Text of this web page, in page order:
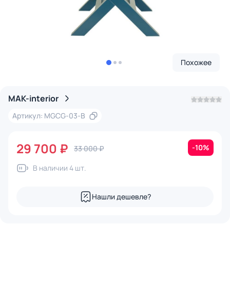
Похожее
MAK-interior
Артикул: MGCG-03-B
29 700 ₽ 33 000 ₽ -10%
В наличии 4 шт.
Нашли дешевле?